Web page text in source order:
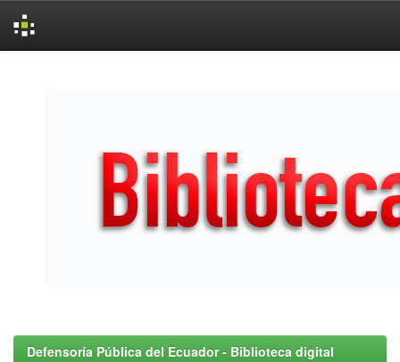
Defensoría Pública del Ecuador - Biblioteca digital